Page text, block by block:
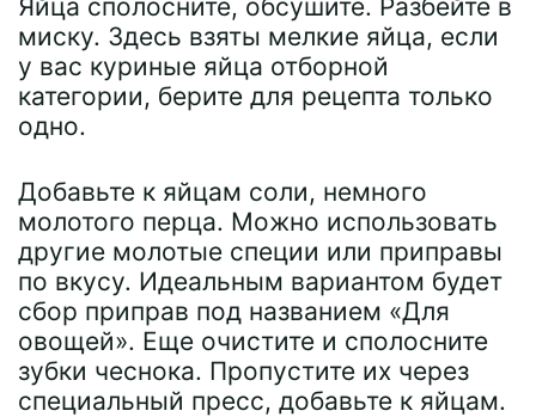
Яйца сполосните, обсушите. Разбейте в
миску. Здесь взяты мелкие яйца, если
у вас куриные яйца отборной
категории, берите для рецепта только
одно.
Добавьте к яйцам соли, немного
молотого перца. Можно использовать
другие молотые специи или приправы
по вкусу. Идеальным вариантом будет
сбор приправ под названием «Для
овощей». Еще очистите и сполосните
зубки чеснока. Пропустите их через
специальный пресс, добавьте к яйцам.